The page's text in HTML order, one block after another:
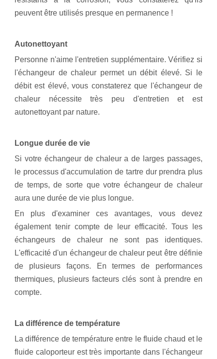
peuvent être utilisés presque en permanence !
Autonettoyant
Personne n'aime l'entretien supplémentaire. Vérifiez si
l'échangeur de chaleur permet un débit élevé. Si le
débit est élevé, vous constaterez que l'échangeur de
chaleur nécessite très peu d'entretien et est
autonettoyant par nature.
Longue durée de vie
Si votre échangeur de chaleur a de larges passages,
le processus d'accumulation de tartre dur prendra plus
de temps, de sorte que votre échangeur de chaleur
aura une durée de vie plus longue.
En plus d'examiner ces avantages, vous devez
également tenir compte de leur efficacité. Tous les
échangeurs de chaleur ne sont pas identiques.
L'efficacité d'un échangeur de chaleur peut être définie
de plusieurs façons. En termes de performances
thermiques, plusieurs facteurs clés sont à prendre en
compte.
La différence de température
La différence de température entre le fluide chaud et le
fluide caloporteur est très importante dans l'échangeur